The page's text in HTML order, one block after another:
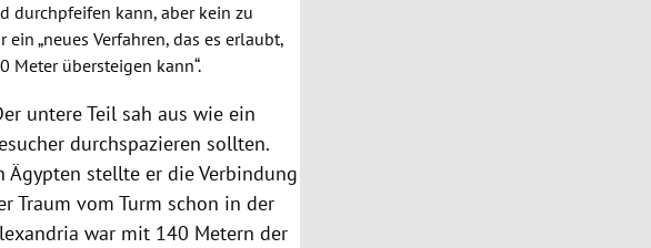
durchpfeifen kann, aber kein zu
„neues Verfahren, das es erlaubt,
übersteigen kann“.
untere Teil sah aus wie ein
durchspazieren sollten.
Ägypten stellte er die Verbindung
Traum vom Turm schon in der
war mit 140 Metern der